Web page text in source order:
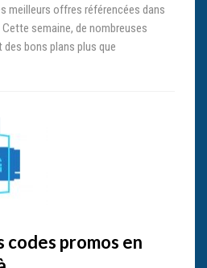
meilleurs offres référencées dans
semaine, de nombreuses
bons plans plus que
codes promos en